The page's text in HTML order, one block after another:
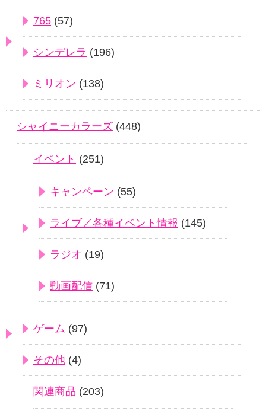
765 (57)
シンデレラ (196)
ミリオン (138)
シャイニーカラーズ (448)
イベント (251)
キャンペーン (55)
ライブ／各種イベント情報 (145)
ラジオ (19)
動画配信 (71)
ゲーム (97)
その他 (4)
関連商品 (203)